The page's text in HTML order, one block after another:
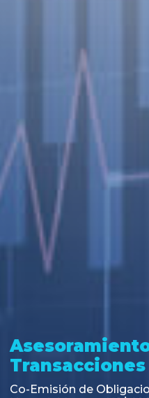
Transacciones
PAGBAM asesoró a